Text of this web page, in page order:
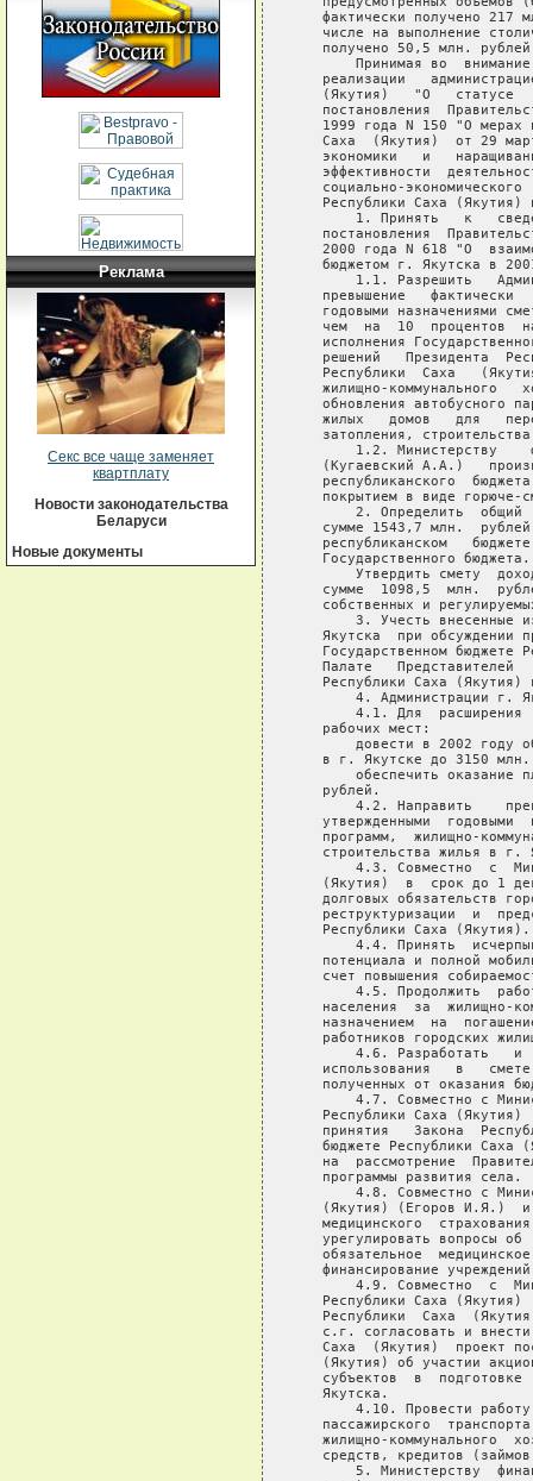
Реклама
Секс все чаще заменяет
квартплату
Новости законодательства
Беларуси
Новые документы